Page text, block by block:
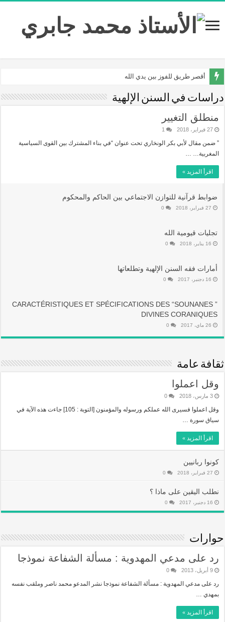
أقصر طريق للفوز بين يدي الله
دراسات في السنن الإلهية
منطلق التغيير
27 فبراير، 2018 1
” ضمن مقال لأبي بكر الونخاري تحت عنوان “في بناء المشترك بين القوى السياسية
المغربية… …
اقرأ المزيد »
ضوابط قرآنية للتوازن الاجتماعي بين الحاكم والمحكوم
27 فبراير، 2018 0
تجليات قيومية الله
16 يناير، 2018 0
أمارات فقه السنن الإلهية وتطلعاتها
16 دجنبر، 2017 0
CARACTÉRISTIQUES ET SPÉCIFICATIONS DES “SOUNANES ”
DIVINES CORANIQUES
26 ماي، 2017 0
ثقافة عامة
وقل اعملوا
3 مارس، 2018 0
وقل اعملوا فسيرى الله عملكم ورسوله والمؤمنون [التوبة : 105] جاءت هذه الآية في
سياق سورة …
اقرأ المزيد »
كونوا ربانيين
27 فبراير، 2018 0
نطلب اليقين على ماذا ؟
16 دجنبر، 2017 0
حوارات
رد على مدعي المهدوية : مسألة الشفاعة نموذجا‏
9 أبريل، 2013 0
رد على مدعي المهدوية : مسألة الشفاعة نموذجا نشر المدعو محمد ناصر وملقب نفسه
بمهدي …
اقرأ المزيد »